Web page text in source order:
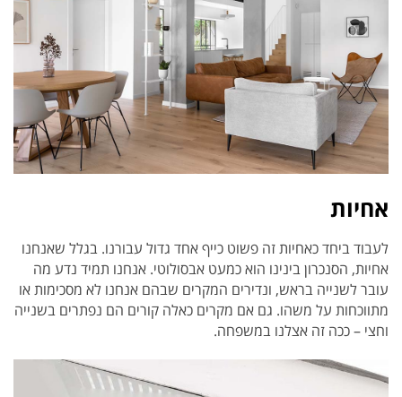
אחיות
לעבוד ביחד כאחיות זה פשוט כייף אחד גדול עבורנו. בגלל שאנחנו
אחיות, הסנכרון בינינו הוא כמעט אבסולוטי. אנחנו תמיד נדע מה
עובר לשנייה בראש, ונדירים המקרים שבהם אנחנו לא מסכימות או
מתווכחות על משהו. גם אם מקרים כאלה קורים הם נפתרים בשנייה
וחצי – ככה זה אצלנו במשפחה.